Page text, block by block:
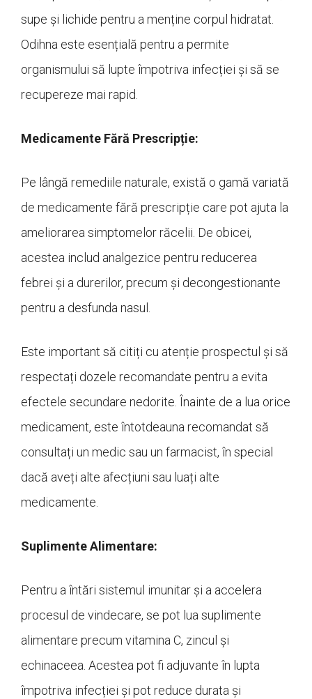
supe și lichide pentru a menține corpul hidratat.
Odihna este esențială pentru a permite
organismului să lupte împotriva infecției și să se
recupereze mai rapid.
Medicamente Fără Prescripție:
Pe lângă remediile naturale, există o gamă variată
de medicamente fără prescripție care pot ajuta la
ameliorarea simptomelor răcelii. De obicei,
acestea includ analgezice pentru reducerea
febrei și a durerilor, precum și decongestionante
pentru a desfunda nasul.
Este important să citiți cu atenție prospectul și să
respectați dozele recomandate pentru a evita
efectele secundare nedorite. Înainte de a lua orice
medicament, este întotdeauna recomandat să
consultați un medic sau un farmacist, în special
dacă aveți alte afecțiuni sau luați alte
medicamente.
Suplimente Alimentare:
Pentru a întări sistemul imunitar și a accelera
procesul de vindecare, se pot lua suplimente
alimentare precum vitamina C, zincul și
echinaceea. Acestea pot fi adjuvante în lupta
împotriva infecției și pot reduce durata și